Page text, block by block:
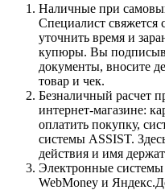
Наличные при
Специалист свяжется
уточнить время и
купюры. Вы
документы, вносите
товар и чек.
Безналичный расчет
интернет-магазине:
оплатить покупку,
системы ASSIST.
действия и имя
Электронные системы
WebMoney и